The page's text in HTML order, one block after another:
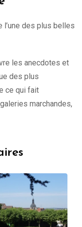
l’une des plus belles
les anecdotes et
des plus
ce qui fait
marchandes,